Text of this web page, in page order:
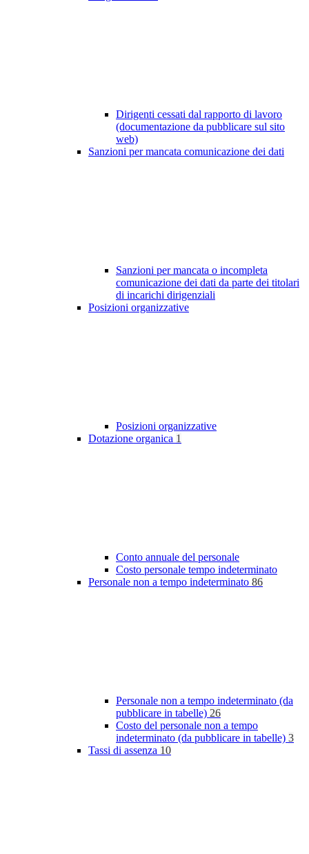
Dirigenti cessati dal rapporto di lavoro
(documentazione da pubblicare sul sito
web)
Sanzioni per mancata comunicazione dei dati
Sanzioni per mancata o incompleta
comunicazione dei dati da parte dei titolari
di incarichi dirigenziali
Posizioni organizzative
Posizioni organizzative
Dotazione organica 1
Conto annuale del personale
Costo personale tempo indeterminato
Personale non a tempo indeterminato 86
Personale non a tempo indeterminato (da
pubblicare in tabelle) 26
Costo del personale non a tempo
indeterminato (da pubblicare in tabelle) 3
Tassi di assenza 10